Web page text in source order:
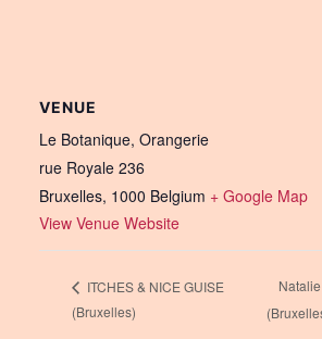
VENUE
Le Botanique, Orangerie
rue Royale 236
Bruxelles, 1000 Belgium + Google Map
View Venue Website
ITCHES & NICE GUISE
(Bruxelles)